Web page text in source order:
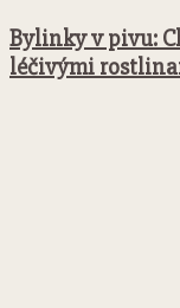
Bylinky v pivu:
léčivými